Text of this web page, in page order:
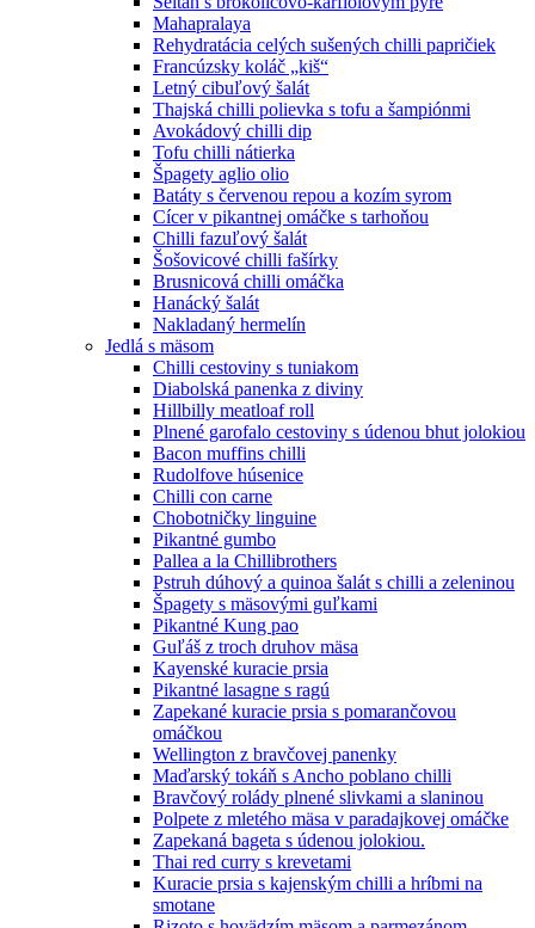
Mahapralaya
Rehydratácia celých sušených chilli papričiek
Francúzsky koláč „kiš“
Letný cibuľový šalát
Thajská chilli polievka s tofu a šampiónmi
Avokádový chilli dip
Tofu chilli nátierka
Špagety aglio olio
Batáty s červenou repou a kozím syrom
Cícer v pikantnej omáčke s tarhoňou
Chilli fazuľový šalát
Šošovicové chilli fašírky
Brusnicová chilli omáčka
Hanácký šalát
Nakladaný hermelín
Jedlá s mäsom
Chilli cestoviny s tuniakom
Diabolská panenka z diviny
Hillbilly meatloaf roll
Plnené garofalo cestoviny s údenou bhut jolokiou
Bacon muffins chilli
Rudolfove húsenice
Chilli con carne
Chobotničky linguine
Pikantné gumbo
Pallea a la Chillibrothers
Pstruh dúhový a quinoa šalát s chilli a zeleninou
Špagety s mäsovými guľkami
Pikantné Kung pao
Guľáš z troch druhov mäsa
Kayenské kuracie prsia
Pikantné lasagne s ragú
Zapekané kuracie prsia s pomarančovou
omáčkou
Wellington z bravčovej panenky
Maďarský tokáň s Ancho poblano chilli
Bravčový rolády plnené slivkami a slaninou
Polpete z mletého mäsa v paradajkovej omáčke
Zapekaná bageta s údenou jolokiou.
Thai red curry s krevetami
Kuracie prsia s kajenským chilli a hríbmi na
smotane